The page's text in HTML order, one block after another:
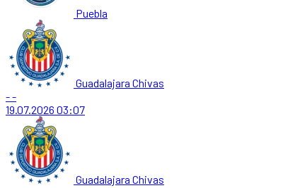
Puebla
Guadalajara Chivas
--
19.07.2026 03:07
Guadalajara Chivas